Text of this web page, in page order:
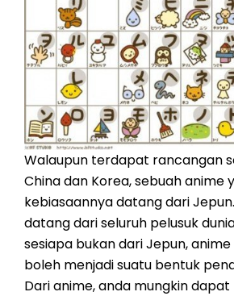
Walaupun terdapat rancangan
China dan Korea, sebuah anime
kebiasaannya datang dari
datang dari seluruh pelusuk
sesiapa bukan dari Jepun,
boleh menjadi suatu bentuk
Dari anime, anda mungkin